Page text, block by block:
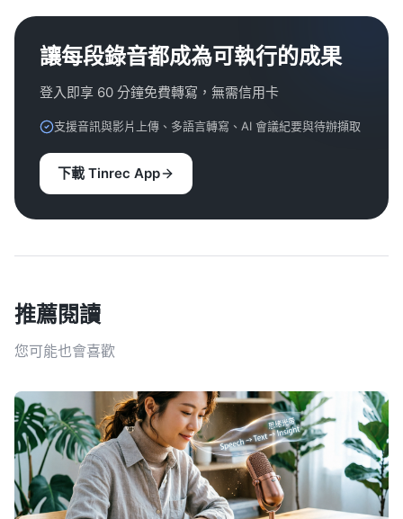
讓每段錄音都成為可執行的成果
登入即享 60 分鐘免費轉寫，無需信用卡
支援音訊與影片上傳、多語言轉寫、AI 會議紀要與待辦擷取
下載 Tinrec App
推薦閱讀
您可能也會喜歡